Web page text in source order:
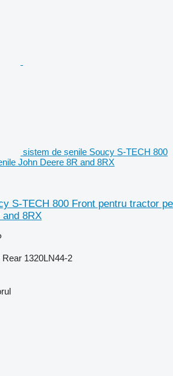
sistem de șenile Soucy S-TECH 800
John Deere 8R and 8RX
S-TECH 800 Front pentru tractor pe
8RX
1320LN44-2